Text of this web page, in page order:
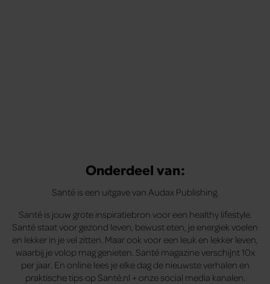
Onderdeel van:
Santé is een uitgave van Audax Publishing.
Santé is jouw grote inspiratiebron voor een healthy lifestyle.
Santé staat voor gezond leven, bewust eten, je energiek voelen
en lekker in je vel zitten. Maar ook voor een leuk en lekker leven,
waarbij je volop mag genieten. Santé magazine verschijnt 10x
per jaar. En online lees je elke dag de nieuwste verhalen en
praktische tips op Santé.nl + onze social media kanalen.